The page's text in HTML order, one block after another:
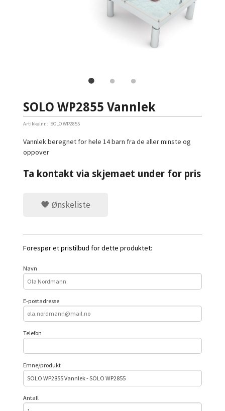
SOLO WP2855 Vannlek
Artikkelnr.: SOLO WP2855
Vannlek beregnet for hele 14 barn fra de aller minste og
oppover
Ta kontakt via skjemaet under for pris
Ønskeliste
Forespør et pristilbud for dette produktet:
Navn
E-postadresse
Telefon
Emne/produkt
Antall